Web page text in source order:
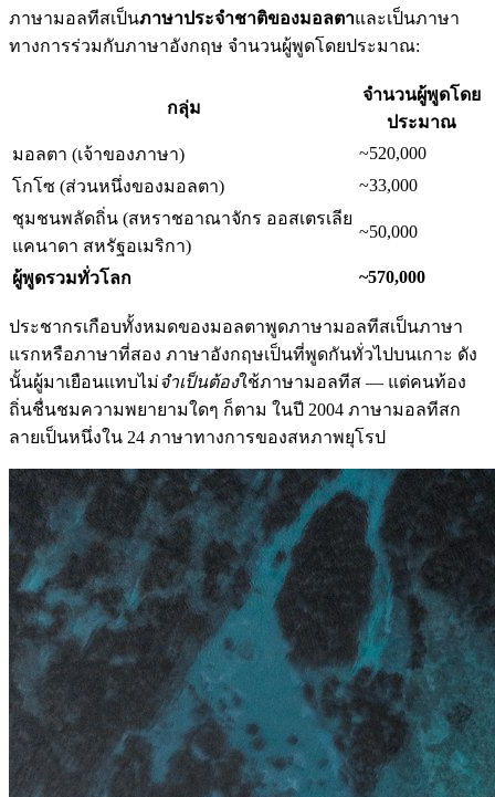
ภาษามอลทีสเป็นภาษาประจำชาติของมอลตาและเป็นภาษา
ทางการร่วมกับภาษาอังกฤษ จำนวนผู้พูดโดยประมาณ:
กลุ่ม
จำนวนผู้พูดโดย
ประมาณ
มอลตา (เจ้าของภาษา)
~520,000
โกโซ (ส่วนหนึ่งของมอลตา)
~33,000
ชุมชนพลัดถิ่น (สหราชอาณาจักร ออสเตรเลีย
แคนาดา สหรัฐอเมริกา)
~50,000
ผู้พูดรวมทั่วโลก ~570,000
ประชากรเกือบทั้งหมดของมอลตาพูดภาษามอลทีสเป็นภาษา
แรกหรือภาษาที่สอง ภาษาอังกฤษเป็นที่พูดกันทั่วไปบนเกาะ ดัง
นั้นผู้มาเยือนแทบไม่จำเป็นต้องใช้ภาษามอลทีส — แต่คนท้อง
ถิ่นชื่นชมความพยายามใดๆ ก็ตาม ในปี 2004 ภาษามอลทีสก
ลายเป็นหนึ่งใน 24 ภาษาทางการของสหภาพยุโรป